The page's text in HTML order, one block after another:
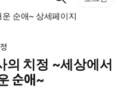
색
순애~ 상세페이지
의 치정 ~세상에서
순애~